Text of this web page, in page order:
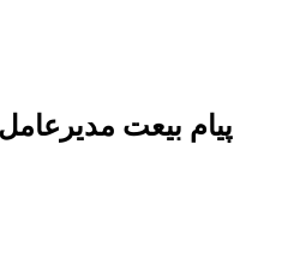
پیام بیعت